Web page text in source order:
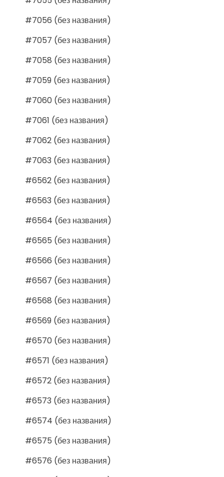
#7056 (без названия)
#7057 (без названия)
#7058 (без названия)
#7059 (без названия)
#7060 (без названия)
#7061 (без названия)
#7062 (без названия)
#7063 (без названия)
#6562 (без названия)
#6563 (без названия)
#6564 (без названия)
#6565 (без названия)
#6566 (без названия)
#6567 (без названия)
#6568 (без названия)
#6569 (без названия)
#6570 (без названия)
#6571 (без названия)
#6572 (без названия)
#6573 (без названия)
#6574 (без названия)
#6575 (без названия)
#6576 (без названия)